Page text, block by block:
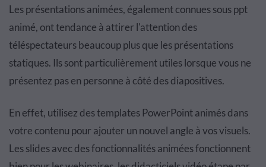
Les présentations animées, également connues sous ppt
animé, ont tendance à attirer l'attention des
téléspectateurs beaucoup plus que les présentations
statiques. Ils sont particulièrement utiles lorsque vous ne
présentez pas en personne à côté des diapositives.
En effet, utilisez des templates PowerPoint animés dans
votre contenu pour ajouter un nouvel angle à vos visuels.
Les slides avec des fonctionnalités animées fonctionnent